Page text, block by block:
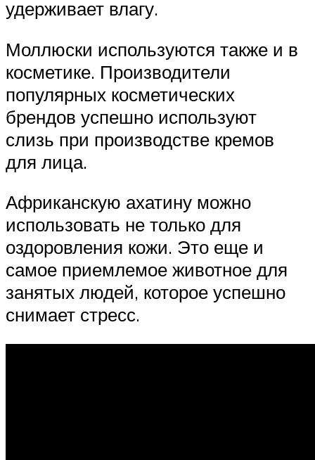
удерживает влагу.
Моллюски используются также и в
косметике. Производители
популярных косметических
брендов успешно используют
слизь при производстве кремов
для лица.
Африканскую ахатину можно
использовать не только для
оздоровления кожи. Это еще и
самое приемлемое животное для
занятых людей, которое успешно
снимает стресс.